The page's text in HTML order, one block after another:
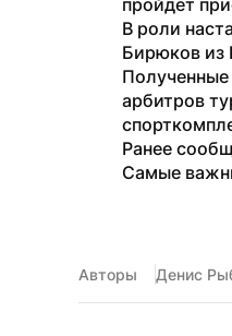
пройдет
В роли
Бирюков из
Полученные
арбитров
Ранее
Самые
Авторы Денис